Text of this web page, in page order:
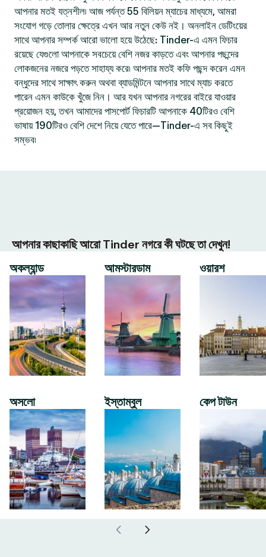
আপনার মতই যত্নশীল৷ আজ পর্যন্ত 55 বিলিয়ন ম্যাচের মাধ্যমে, আমরা
সংযোগ গড়ে তোলার ক্ষেত্রে এখন আর নতুন কেউ নই। অনলাইন ডেটিংয়ের
সাথে আপনার সম্পর্ক আরো ভালো হয়ে উঠেছে: Tinder-এ এমন ফিচার
রয়েছে যেগুলো আপনাকে সবচেয়ে বেশি নজর কাড়তে এবং আপনার পছন্দের
লোকজনের নজরে পড়তে সাহায্য করে৷ আপনার মতই কফি পছন্দ করেন এমন
বন্ধুদের সাথে সাক্ষাৎ করুন অথবা ব্যাডমিন্টনে আপনার সাথে ম্যাচ করতে
পারেন এমন কাউকে খুঁজে নিন। আর যখন আপনার নগরের বাইরে যাওয়ার
প্রয়োজন হয়, তখন আমাদের পাসপোর্ট ফিচারটি আপনাকে 40টিরও বেশি
ভাষায় 190টিরও বেশি দেশে নিয়ে যেতে পারে—Tinder-এ সব কিছুই
সম্ভব৷
আপনার কাছাকাছি আরো Tinder নগরে কী ঘটছে তা দেখুন!
অকল্যান্ড
অসলো
আমস্টারডাম
ইস্তাম্বুল
ওয়ারশ
কেপ টাউন